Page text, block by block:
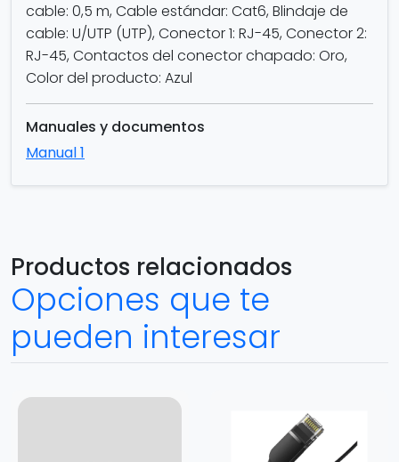
cable: 0,5 m, Cable estándar: Cat6, Blindaje de
cable: U/UTP (UTP), Conector 1: RJ-45, Conector 2:
RJ-45, Contactos del conector chapado: Oro,
Color del producto: Azul
Manuales y documentos
Manual 1
Productos relacionados
Opciones que te
pueden interesar